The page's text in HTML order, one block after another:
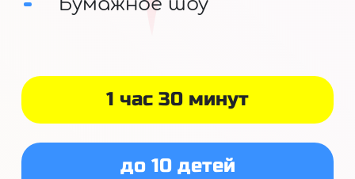
1 час 30 минут
до 10 детей